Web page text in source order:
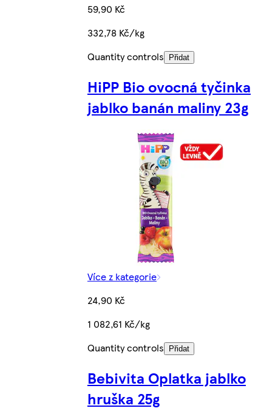
59,90 Kč
332,78 Kč/kg
Quantity controls
Přidat
HiPP Bio ovocná tyčinka
jablko banán maliny 23g
Více z kategorie
24,90 Kč
1 082,61 Kč/kg
Quantity controls
Přidat
Bebivita Oplatka jablko
hruška 25g